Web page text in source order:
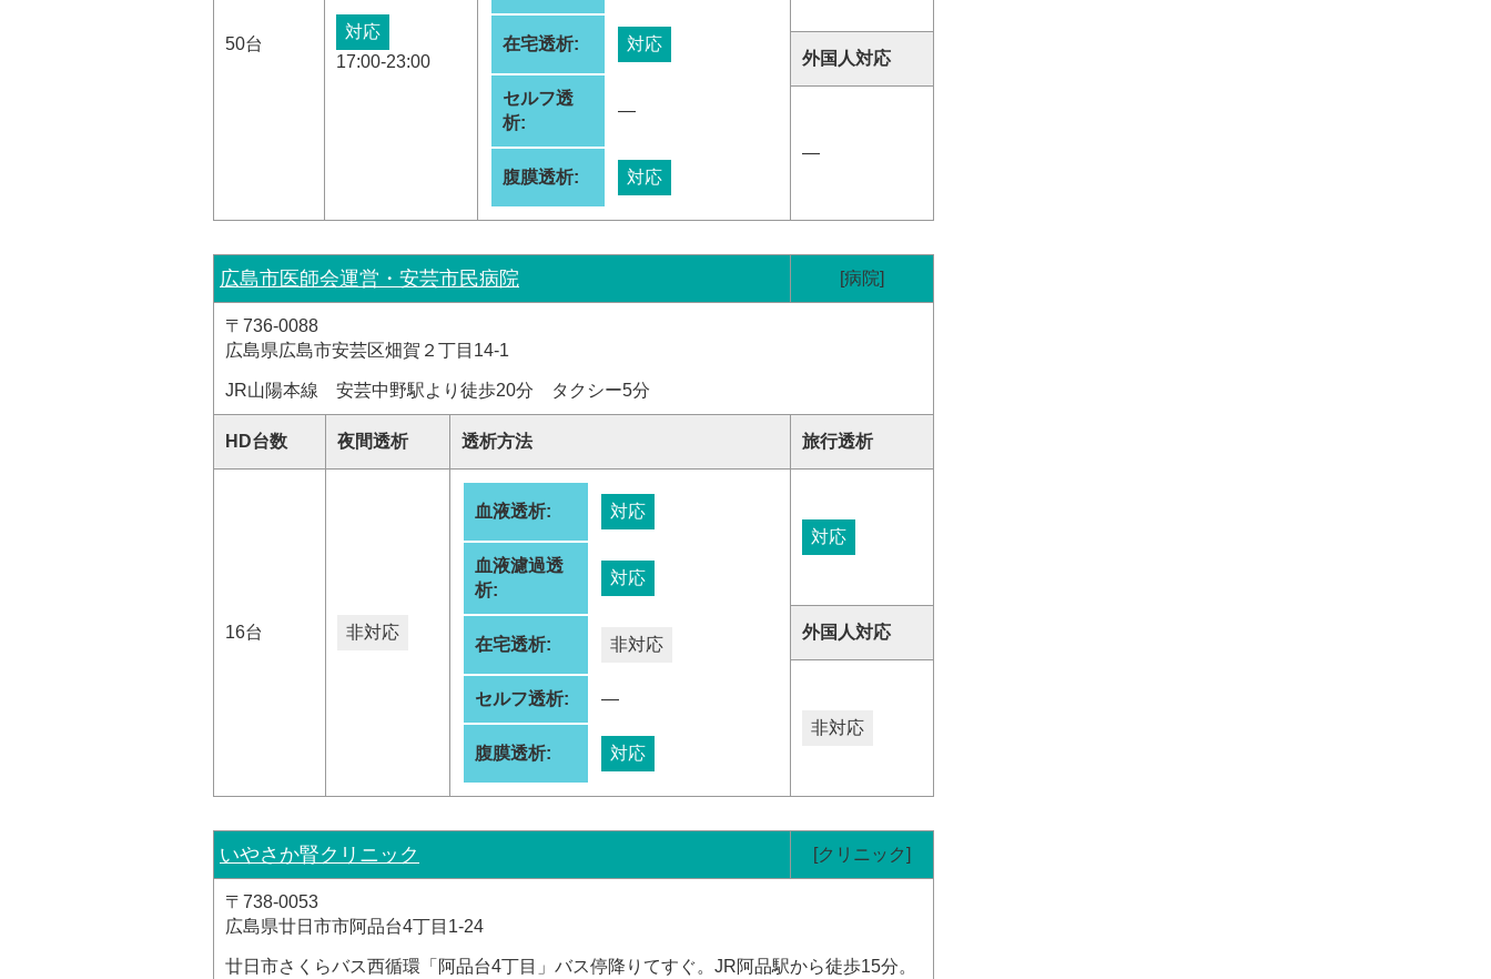
50台
対応
17:00-23:00
在宅透析: 対応
セルフ透
析:
―
腹膜透析: 対応
外国人対応
―
広島市医師会運営・安芸市民病院 [病院]
〒736-0088
広島県広島市安芸区畑賀２丁目14-1
JR山陽本線 安芸中野駅より徒歩20分 タクシー5分
HD台数 夜間透析 透析方法 旅行透析
16台 非対応
血液透析: 対応
血液濾過透
析:
対応
在宅透析: 非対応
セルフ透析: ―
腹膜透析: 対応
対応
外国人対応
非対応
いやさか腎クリニック [クリニック]
〒738-0053
広島県廿日市市阿品台4丁目1-24
廿日市さくらバス西循環「阿品台4丁目」バス停降りてすぐ。JR阿品駅から徒歩15分。